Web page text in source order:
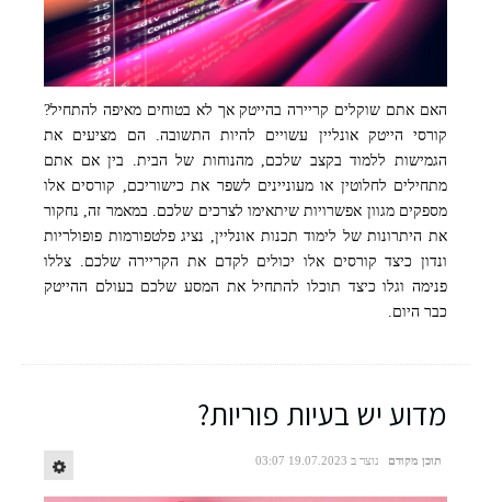
האם אתם שוקלים קריירה בהייטק אך לא בטוחים מאיפה להתחיל?
קורסי הייטק אונליין עשויים להיות התשובה. הם מציעים את
הגמישות ללמוד בקצב שלכם, מהנוחות של הבית. בין אם אתם
מתחילים לחלוטין או מעוניינים לשפר את כישוריכם, קורסים אלו
מספקים מגוון אפשרויות שיתאימו לצרכים שלכם. במאמר זה, נחקור
את היתרונות של לימוד תכנות אונליין, נציג פלטפורמות פופולריות
ונדון כיצד קורסים אלו יכולים לקדם את הקריירה שלכם. צללו
פנימה וגלו כיצד תוכלו להתחיל את המסע שלכם בעולם ההייטק
כבר היום.
מדוע יש בעיות פוריות?
תוכן מקודם נוצר ב 19.07.2023 03:07